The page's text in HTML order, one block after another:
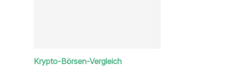
Krypto-Börsen-Vergleich